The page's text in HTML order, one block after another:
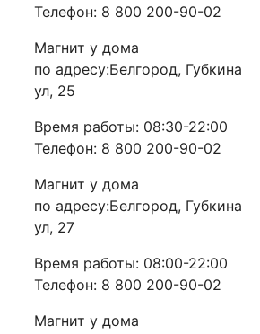
Телефон: 8 800 200-90-02
Магнит у дома
по адресу:Белгород, Губкина
ул, 25
Время работы: 08:30-22:00
Телефон: 8 800 200-90-02
Магнит у дома
по адресу:Белгород, Губкина
ул, 27
Время работы: 08:00-22:00
Телефон: 8 800 200-90-02
Магнит у дома